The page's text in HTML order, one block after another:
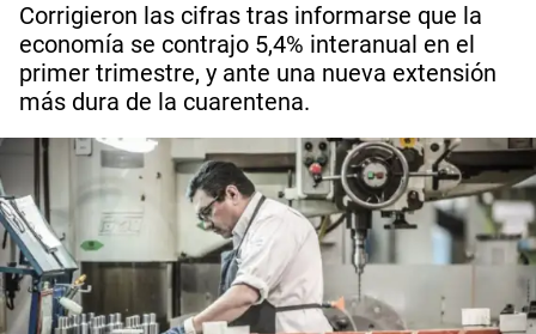
Corrigieron las cifras tras informarse que la
economía se contrajo 5,4% interanual en el
primer trimestre, y ante una nueva extensión
más dura de la cuarentena.